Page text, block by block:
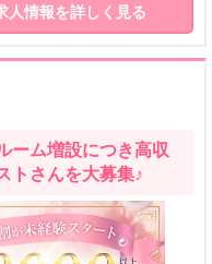
ステムになりますので、
ください。 時給保証があ
バッチリ。 ・顧問弁護士
専属女性講習員が未経
トします。 ・提携美容ク
費用を特別価格で利用可
人情報を詳しく見る
ム増設につき高収
トさんを大募集♪